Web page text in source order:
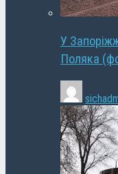
У
Поляка